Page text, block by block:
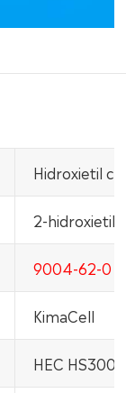
Hidroxietil
2-
9004-62-0
KimaCell
HEC HS300